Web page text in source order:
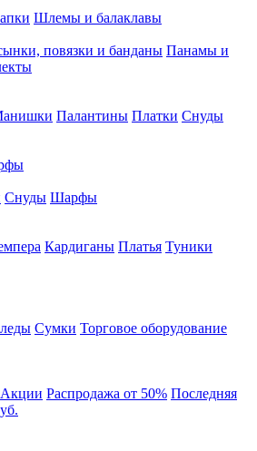
Шлемы и балаклавы
повязки и банданы Панамы и
Палантины Платки Снуды
Снуды Шарфы
Кардиганы Платья Туники
Сумки Торговое оборудование
Акции Распродажа от 50% Последняя